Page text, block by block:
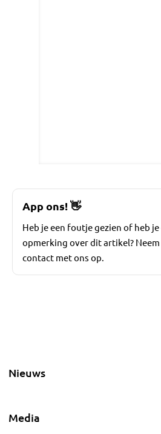
App ons!👋
Heb je een foutje gezien of heb je
opmerking over dit artikel? Neem
contact met ons op.
Nieuws
Media